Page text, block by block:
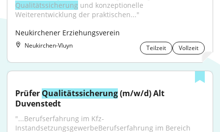
Qualitätssicherung und konzeptionelle
Weiterentwicklung der praktischen..."
Neukirchener Erziehungsverein
Neukirchen-Vluyn Teilzeit Vollzeit
Prüfer Qualitätssicherung (m/w/d) Alt
Duvenstedt
"...Berufserfahrung im Kfz-